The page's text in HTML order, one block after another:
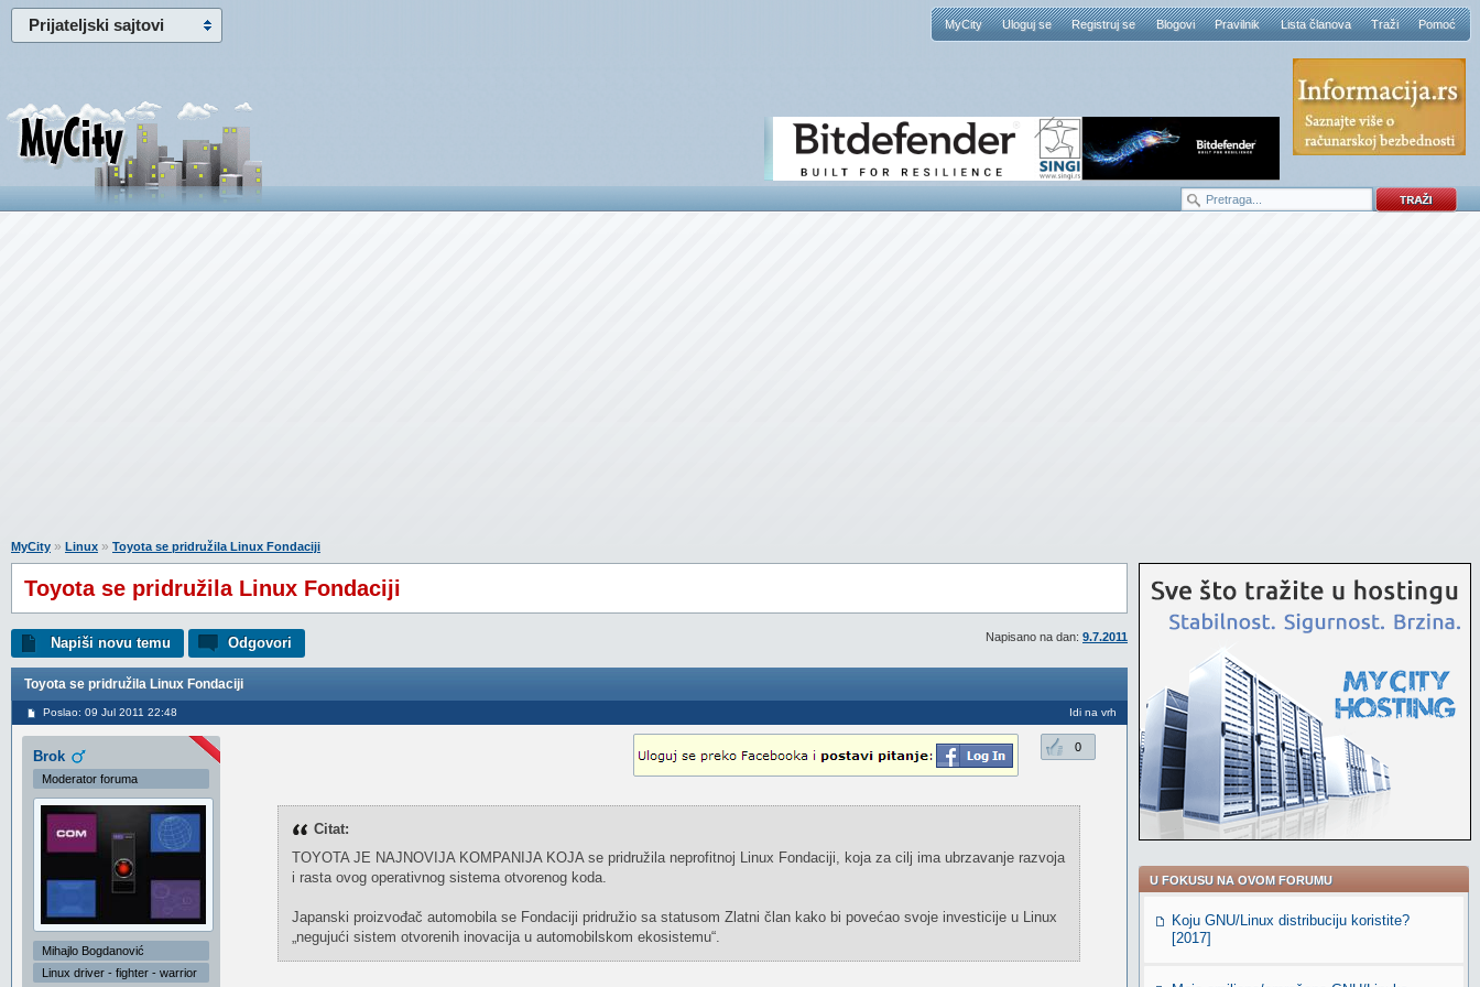
Prijateljski sajtovi MyCity Uloguj se Registruj se Blogovi Pravilnik Lista članova Traži Pomoć
MyCity » Linux » Toyota se pridružila Linux Fondaciji
Toyota se pridružila Linux Fondaciji
Napisano na dan: 9.7.2011
Napiši novu temu Odgovori
Toyota se pridružila Linux Fondaciji
Poslao: 09 Jul 2011 22:48 Idi na vrh
Brok
Moderator foruma
Mihajlo Bogdanović
Linux driver - fighter - warrior
0
Citat:
TOYOTA JE NAJNOVIJA KOMPANIJA KOJA se pridružila neprofitnoj Linux Fondaciji, koja za cilj ima ubrzavanje razvoja
i rasta ovog operativnog sistema otvorenog koda.
Japanski proizvođač automobila se Fondaciji pridružio sa statusom Zlatni član kako bi povećao svoje investicije u Linux
„negujući sistem otvorenih inovacija u automobilskom ekosistemu“.
U FOKUSU NA OVOM FORUMU
Koju GNU/Linux distribuciju koristite?
[2017]